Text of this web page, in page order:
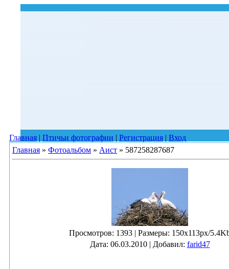
Главная | Птичьи фотографии | Регистрация | Вход
Главная » Фотоальбом » Аист » 587258287687
Просмотров: 1393 | Размеры: 150x113px/
Дата: 06.03.2010 | Добавил: farid47